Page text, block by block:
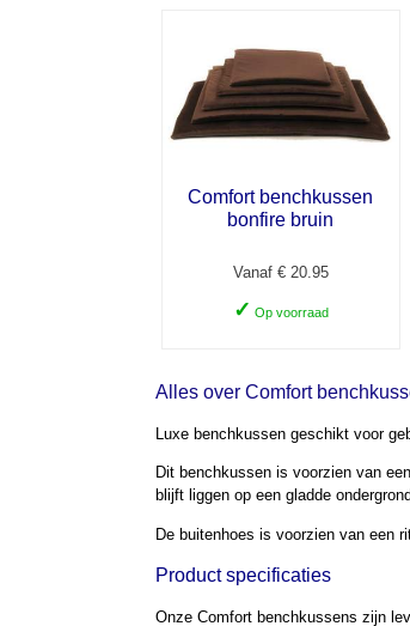
Comfort benchkussen
bonfire bruin
Vanaf € 20.95
✓ Op voorraad
Alles over Comfort
Luxe benchkussen geschikt voor
Dit benchkussen is voorzien van
blijft liggen op een gladde
De buitenhoes is voorzien van een
Product specificaties
Onze Comfort benchkussens zijn